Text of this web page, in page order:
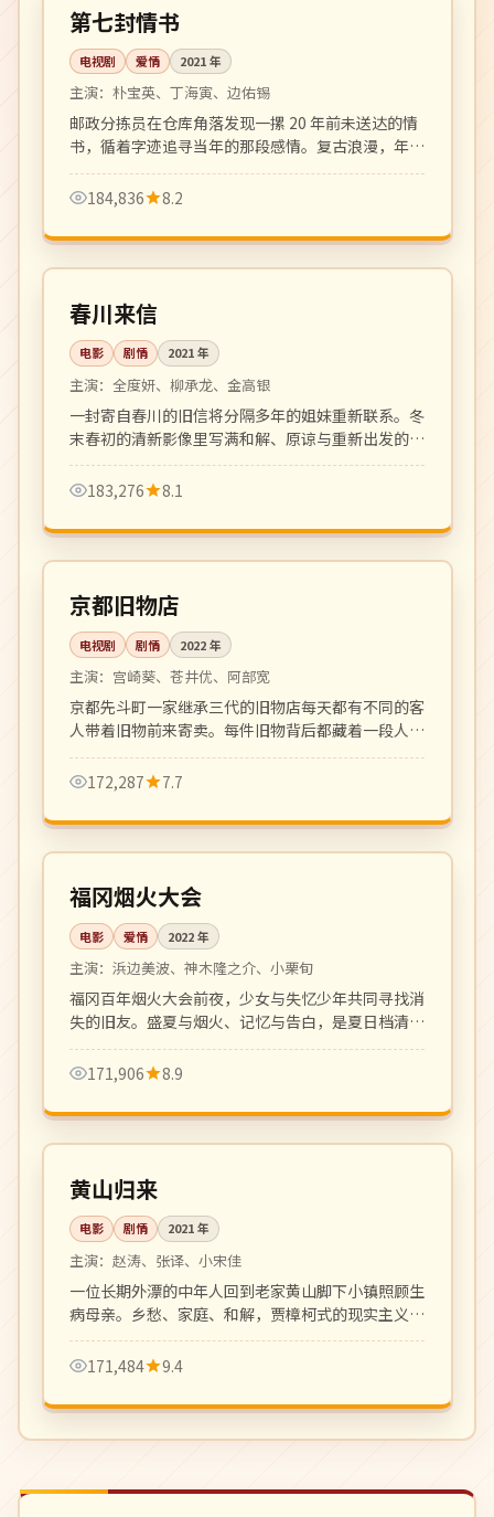
韩国
第七封情书
电视剧 爱情 2021年
主演： 朴宝英、丁海寅、边佑锡
邮政分拣员在仓库角落发现一摞 20 年前未送达的情
书，循着字迹追寻当年的那段感情。复古浪漫，年代
质感细腻。
184,836
8.2
韩国
高分 124 分钟
春川来信
电影 剧情 2021年
主演： 全度妍、柳承龙、金高银
一封寄自春川的旧信将分隔多年的姐妹重新联系。冬
末春初的清新影像里写满和解、原谅与重新出发的勇
气。
183,276
8.1
日本
高分 全 12 集
京都旧物店
电视剧 剧情 2022年
主演： 宫崎葵、苍井优、阿部宽
京都先斗町一家继承三代的旧物店每天都有不同的客
人带着旧物前来寄卖。每件旧物背后都藏着一段人生
故事，温柔克制。
172,287
7.7
日本
院线 109 分钟
福冈烟火大会
电影 爱情 2022年
主演： 浜边美波、神木隆之介、小栗旬
福冈百年烟火大会前夜，少女与失忆少年共同寻找消
失的旧友。盛夏与烟火、记忆与告白，是夏日档清新
爱情电影。
171,906
8.9
中国
高分 125 分钟
黄山归来
电影 剧情 2021年
主演： 赵涛、张译、小宋佳
一位长期外漂的中年人回到老家黄山脚下小镇照顾生
病母亲。乡愁、家庭、和解，贾樟柯式的现实主义平
静叙事。
171,484
9.4